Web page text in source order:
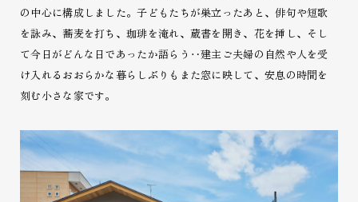
の中心に構成しました。子どもたちが巣立ったあと、俳句や短歌
を詠み、蕎麦を打ち、珈琲を淹れ、 蔵書を開き、花を挿し、そし
て今日がどんな日であったか語らう‥建主ご夫婦の自然や人を受
け入れるおおらかな暮らしぶりもまた窓に映して、 安息の時間を
刻む小さな家です。